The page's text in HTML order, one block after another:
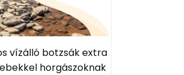
vízálló botzsák extra
horgászoknak